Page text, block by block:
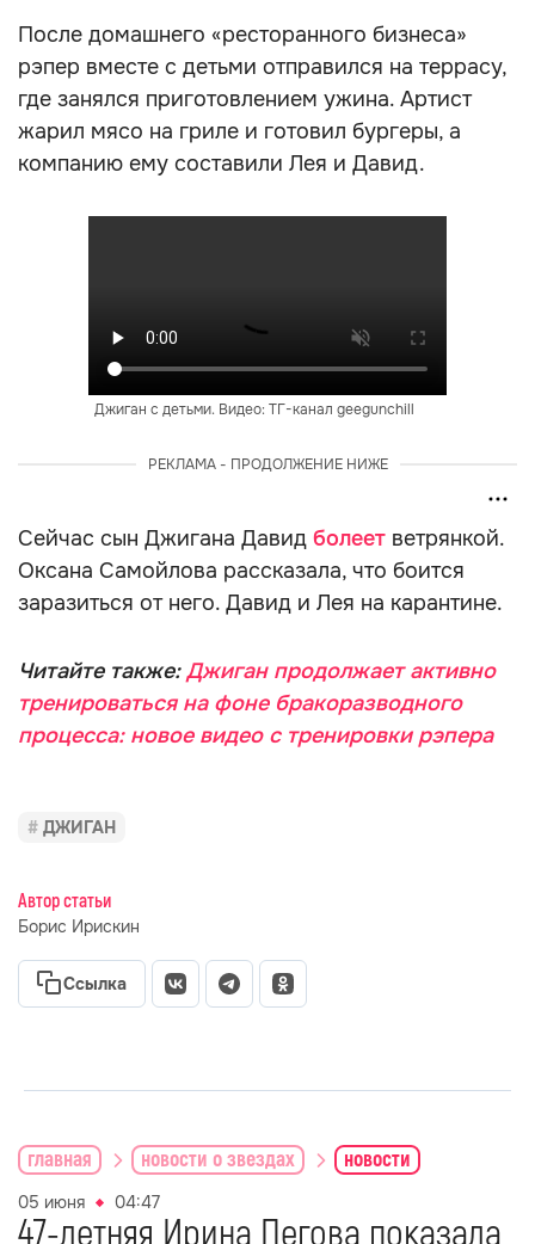
После домашнего «ресторанного бизнеса»
рэпер вместе с детьми отправился на террасу,
где занялся приготовлением ужина. Артист
жарил мясо на гриле и готовил бургеры, а
компанию ему составили Лея и Давид.
Джиган с детьми. Видео: ТГ-канал geegunchill
РЕКЛАМА - ПРОДОЛЖЕНИЕ НИЖЕ
Сейчас сын Джигана Давид болеет ветрянкой.
Оксана Самойлова рассказала, что боится
заразиться от него. Давид и Лея на карантине.
Читайте также:Джиган продолжает активно
тренироваться на фоне бракоразводного
процесса: новое видео с тренировки рэпера
ДЖИГАН
Автор статьи
Борис Ирискин
Ссылка
главная новости о звездах новости
05 июня 04:47
47-летняя Ирина Пегова показала